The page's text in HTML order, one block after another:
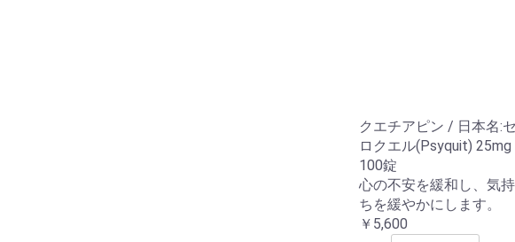
クエチアピン / 日本名:セ
ロクエル(Psyquit) 25mg
100錠
心の不安を緩和し、気持
ちを緩やかにします。
￥5,600